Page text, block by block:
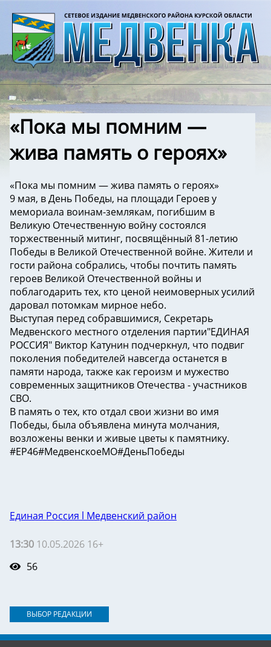
«Пока мы помним —
жива память о героях»
«Пока мы помним — жива память о героях»
9 мая, в День Победы, на площади Героев у
мемориала воинам-землякам, погибшим в
Великую Отечественную войну состоялся
торжественный митинг, посвящённый 81-летию
Победы в Великой Отечественной войне. Жители и
гости района собрались, чтобы почтить память
героев Великой Отечественной войны и
поблагодарить тех, кто ценой неимоверных усилий
даровал потомкам мирное небо.
Выступая перед собравшимися, Секретарь
Медвенского местного отделения партии"ЕДИНАЯ
РОССИЯ" Виктор Катунин подчеркнул, что подвиг
поколения победителей навсегда останется в
памяти народа, также как героизм и мужество
современных защитников Отечества - участников
СВО.
В память о тех, кто отдал свои жизни во имя
Победы, была объявлена минута молчания,
возложены венки и живые цветы к памятнику.
#ЕР46#МедвенскоеМО#ДеньПобеды
Единая Россия l Медвенский район
13:30 10.05.2026 16+
56
ВЫБОР РЕДАКЦИИ